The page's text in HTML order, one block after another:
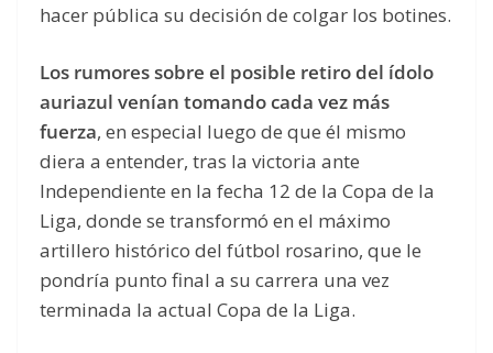
hacer pública su decisión de colgar los botines.
Los rumores sobre el posible retiro del ídolo
auriazul venían tomando cada vez más
fuerza, en especial luego de que él mismo
diera a entender, tras la victoria ante
Independiente en la fecha 12 de la Copa de la
Liga, donde se transformó en el máximo
artillero histórico del fútbol rosarino, que le
pondría punto final a su carrera una vez
terminada la actual Copa de la Liga.